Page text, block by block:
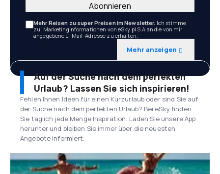
Mehr Reisen zu super Preisen im Newsletter. Ich stimme
zu, Marketinginformationen von eSky.pl S.A an die von mir
angegebene E-Mail-Adresse zu erhalten.
Mehr anzeigen
Abonnieren
Auf der Suche nach dem perfekten
Urlaub? Lassen Sie sich inspirieren!
Fehlen Ihnen Ideen für einen Kurzurlaub oder sind Sie auf
der Suche nach dem perfekten Urlaub? Bei eSky finden
Sie täglich jede Menge Inspiration. Laden Sie unsere App
herunter und bleiben Sie immer über die neuesten
Angebote informiert.